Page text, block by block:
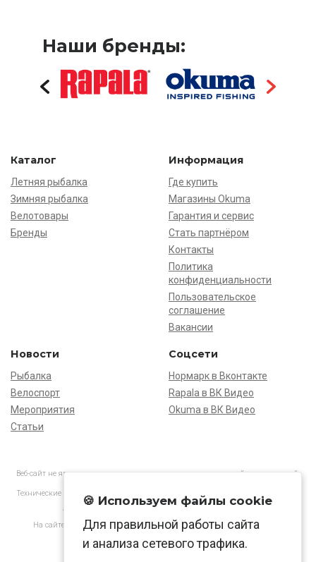
Наши бренды:
Каталог
Летняя рыбалка
Зимняя рыбалка
Велотовары
Бренды
Информация
Где купить
Магазины Okuma
Гарантия и сервис
Стать партнёром
Контакты
Политика
конфиденциальности
Пользовательское
соглашение
Вакансии
Новости
Рыбалка
Велоспорт
Мероприятия
Статьи
Соцсети
Нормарк в Вконтакте
Rapala в ВК Видео
Okuma в ВК Видео
Веб-сайт не является основанием для предъявления претензий и рекламаций,
Технические характеристики товаров могут отличаться от указанных на сайте.
АО «Нормарк» ИНН 7728172512 ОГРН 1037739603505
На сайте применяютсярекомендательные технологиив соответствии
🍪 Используем файлы cookie
Для правильной работы сайта
и анализа сетевого трафика.